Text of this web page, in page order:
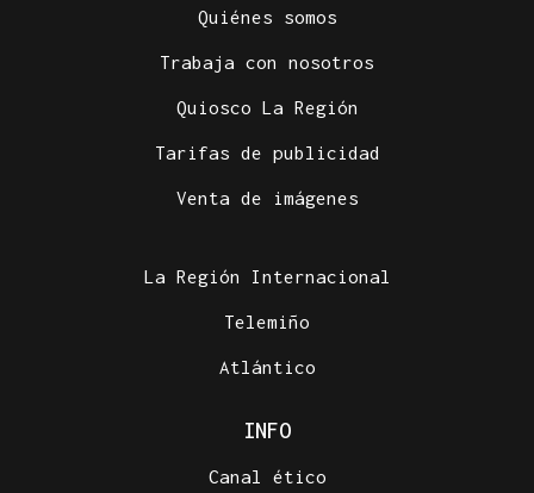
Quiénes somos
Trabaja con nosotros
Quiosco La Región
Tarifas de publicidad
Venta de imágenes
La Región Internacional
Telemiño
Atlántico
INFO
Canal ético